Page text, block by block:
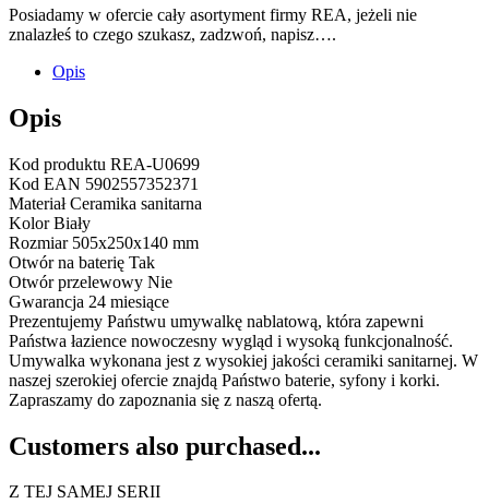
Posiadamy w ofercie cały asortyment firmy REA, jeżeli nie
znalazłeś to czego szukasz, zadzwoń, napisz….
Opis
Opis
Kod produktu REA-U0699
Kod EAN 5902557352371
Materiał Ceramika sanitarna
Kolor Biały
Rozmiar 505x250x140 mm
Otwór na baterię Tak
Otwór przelewowy Nie
Gwarancja 24 miesiące
Prezentujemy Państwu umywalkę nablatową, która zapewni
Państwa łazience nowoczesny wygląd i wysoką funkcjonalność.
Umywalka wykonana jest z wysokiej jakości ceramiki sanitarnej. W
naszej szerokiej ofercie znajdą Państwo baterie, syfony i korki.
Zapraszamy do zapoznania się z naszą ofertą.
Customers also purchased...
Z TEJ SAMEJ SERII